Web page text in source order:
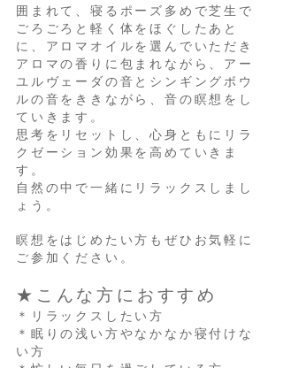
囲まれて、寝るポーズ多めで芝生で
ごろごろと軽く体をほぐしたあと
に、アロマオイルを選んでいただき
アロマの香りに包まれながら、アー
ユルヴェーダの音とシンギングボウ
ルの音をききながら、音の瞑想をし
ていきます。
思考をリセットし、心身ともにリラ
クゼーション効果を高めていきま
す。
自然の中で一緒にリラックスしまし
ょう。
瞑想をはじめたい方もぜひお気軽に
ご参加ください。
★こんな方におすすめ
＊リラックスしたい方
＊眠りの浅い方やなかなか寝付けな
い方